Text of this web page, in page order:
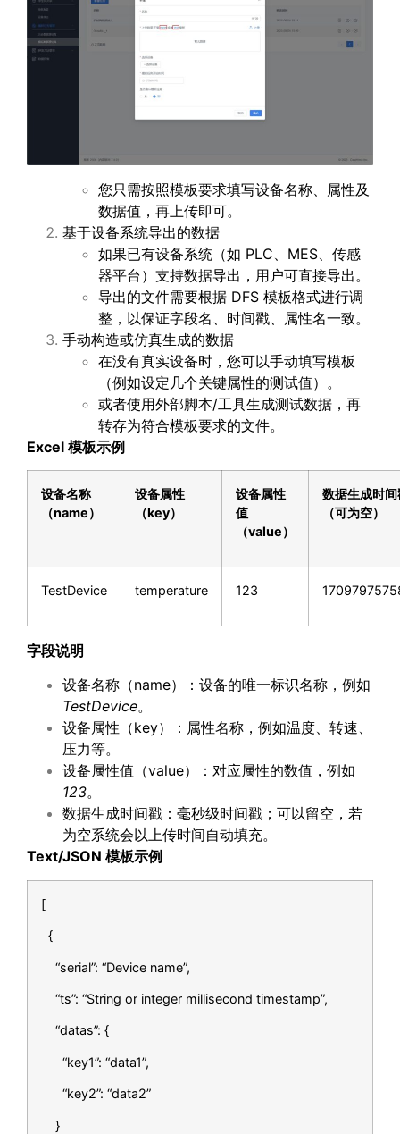
您只需按照模板要求填写设备名称、属性及
数据值，再上传即可。
基于设备系统导出的数据
如果已有设备系统（如 PLC、MES、传感
器平台）支持数据导出，用户可直接导出。
导出的文件需要根据 DFS 模板格式进行调
整，以保证字段名、时间戳、属性名一致。
手动构造或仿真生成的数据
在没有真实设备时，您可以手动填写模板
（例如设定几个关键属性的测试值）。
或者使用外部脚本/工具生成测试数据，再
转存为符合模板要求的文件。
Excel 模板示例
设备名称
（name）
设备属性
（key）
设备属性
值
（value）
数据生成时间
（可为空）
TestDevice temperature 123
字段说明
设备名称（name）：设备的唯一标识名称，例如
TestDevice。
设备属性（key）：属性名称，例如温度、转速、
压力等。
设备属性值（value）：对应属性的数值，例如
123。
数据生成时间戳：毫秒级时间戳；可以留空，若
为空系统会以上传时间自动填充。
Text/JSON 模板示例
[
{
“serial”: “Device name”,
“ts”: “String or integer millisecond timestamp”,
“datas”: {
“key1”: “data1”,
“key2”: “data2”
}